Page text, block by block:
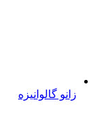
زانو گالوانیزه